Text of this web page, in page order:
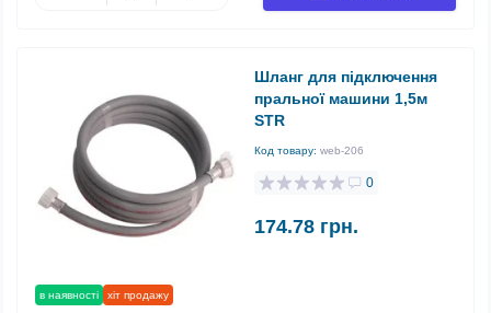
в наявності хіт продажу
Шланг для підключення
пральної машини 1,5м
STR
Код товару: web-206
0
174.78 грн.